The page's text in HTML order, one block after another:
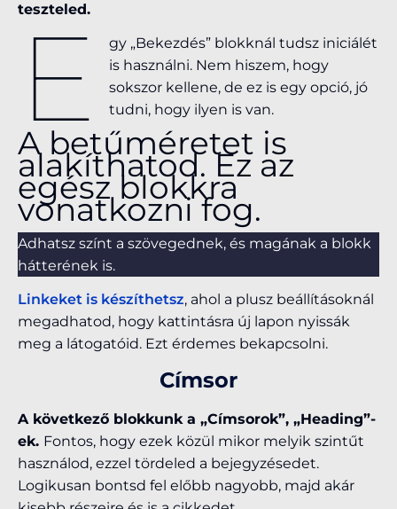
teszteled.
E
gy „Bekezdés” blokknál tudsz iniciálét
is használni. Nem hiszem, hogy
sokszor kellene, de ez is egy opció, jó
tudni, hogy ilyen is van.
A betűméretet is
alakíthatod. Ez az
egész blokkra
vonatkozni fog.
Adhatsz színt a szövegednek, és magának a blokk
hátterének is.
Linkeket is készíthetsz, ahol a plusz beállításoknál
megadhatod, hogy kattintásra új lapon nyissák
meg a látogatóid. Ezt érdemes bekapcsolni.
Címsor
A következő blokkunk a „Címsorok”, „Heading”-
ek. Fontos, hogy ezek közül mikor melyik szintűt
használod, ezzel tördeled a bejegyzésedet.
Logikusan bontsd fel előbb nagyobb, majd akár